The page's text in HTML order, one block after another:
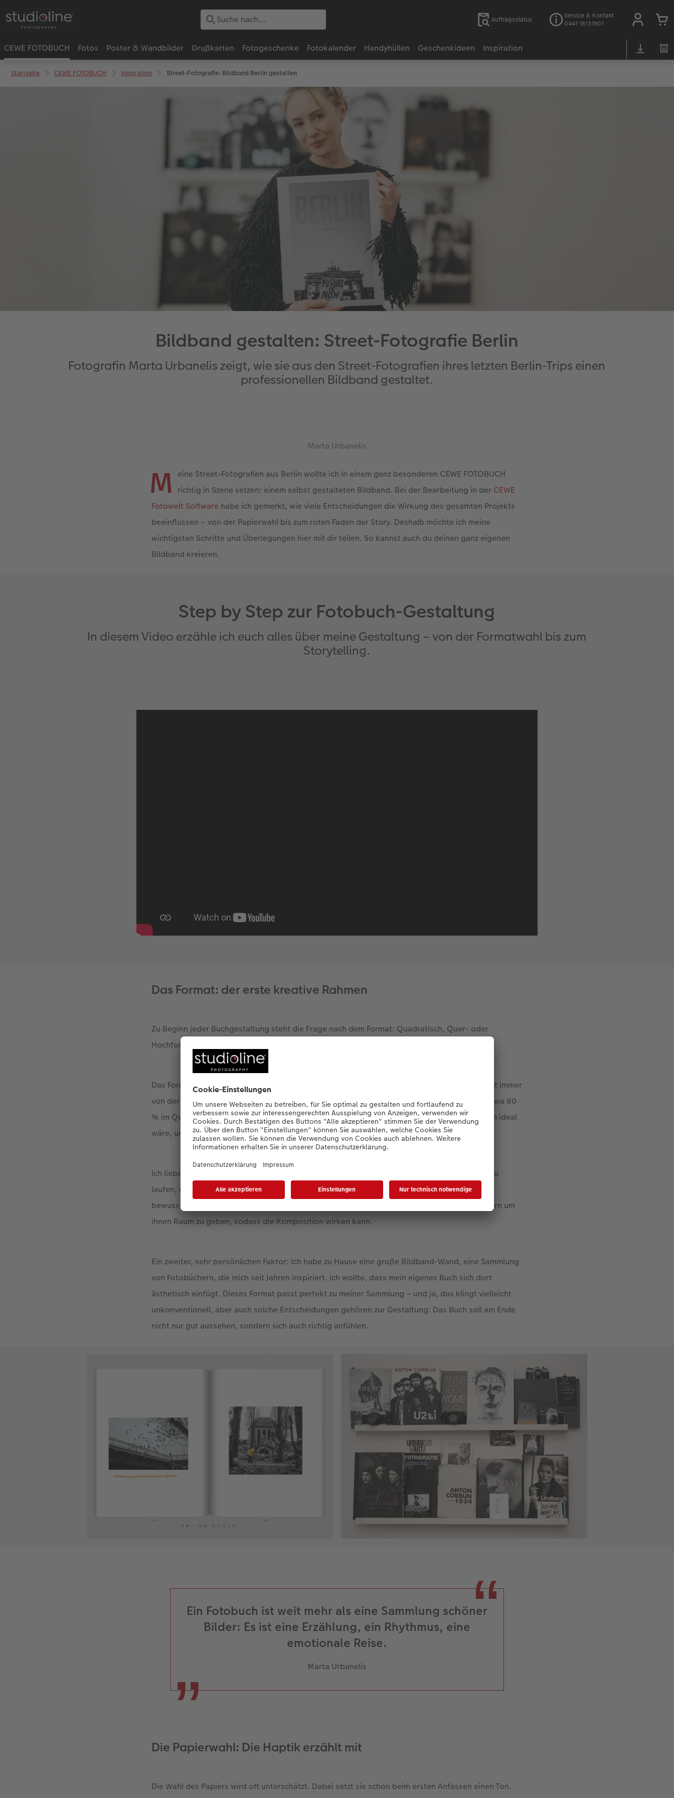
Auftragsstatus
Service & Kontakt
0441 18131901
CEWE FOTOBUCH Fotos Poster & Wandbilder Grußkarten Fotogeschenke Fotokalender Handyhüllen Geschenkideen Inspiration
Startseite CEWE FOTOBUCH Inspiration Street-Fotografie: Bildband Berlin gestalten
Bildband gestalten: Street-Fotografie Berlin
Fotografin Marta Urbanelis zeigt, wie sie aus den Street-Fotografien ihres letzten Berlin-Trips einen
professionellen Bildband gestaltet.
Marta Urbanelis
M eine Street-Fotografien aus Berlin wollte ich in einem ganz besonderen CEWE FOTOBUCH
richtig in Szene setzen: einem selbst gestalteten Bildband. Bei der Bearbeitung in der CEWE
Fotowelt Software habe ich gemerkt, wie viele Entscheidungen die Wirkung des gesamten Projekts
beeinflussen – von der Papierwahl bis zum roten Faden der Story. Deshalb möchte ich meine
wichtigsten Schritte und Überlegungen hier mit dir teilen. So kannst auch du deinen ganz eigenen
Bildband kreieren.
Step by Step zur Fotobuch-Gestaltung
In diesem Video erzähle ich euch alles über meine Gestaltung – von der Formatwahl bis zum
Storytelling.
Das Format: der erste kreative Rahmen
Zu Beginn jeder Buchgestaltung steht die Frage nach dem Format: Quadratisch, Quer- oder
Hochformat?
Das Format gibt deinem Projekt eine visuelle Grundstruktur, aber die Entscheidung muss nicht immer
von der Art der Fotos abhängen. Wenn ich meine eigenen Bilder anschaue, fotografiere ich etwa 80
% im Querformat. Rein logisch würde man deshalb denken, dass ein Querformat für das Buch ideal
wäre, um die Fotos vollflächig zu zeigen. Aber genau das wollte ich nicht.
Ich liebe Freiraum um meine Fotos. Wenn ein Bild nicht gezwungen ist, über eine ganze Seite zu
laufen, nur weil das Format es vorgibt hat mein Foto Platz zum Atmen. Deshalb habe ich mich
bewusst für das CEWE FOTOBUCH XXL entschieden – nicht, um die Bilder anzupassen, sondern um
ihnen Raum zu geben, sodass die Komposition wirken kann.
Ein zweiter, sehr persönlichen Faktor: Ich habe zu Hause eine große Bildband-Wand, eine Sammlung
von Fotobüchern, die mich seit Jahren inspiriert. Ich wollte, dass mein eigenes Buch sich dort
ästhetisch einfügt. Dieses Format passt perfekt zu meiner Sammlung – und ja, das klingt vielleicht
unkonventionell, aber auch solche Entscheidungen gehören zur Gestaltung: Das Buch soll am Ende
nicht nur gut aussehen, sondern sich auch richtig anfühlen.
Ein Fotobuch ist weit mehr als eine Sammlung schöner
Bilder: Es ist eine Erzählung, ein Rhythmus, eine
emotionale Reise.
Marta Urbanelis
Die Papierwahl: Die Haptik erzählt mit
Die Wahl des Papiers wird oft unterschätzt. Dabei setzt sie schon beim ersten Anfassen einen Ton.